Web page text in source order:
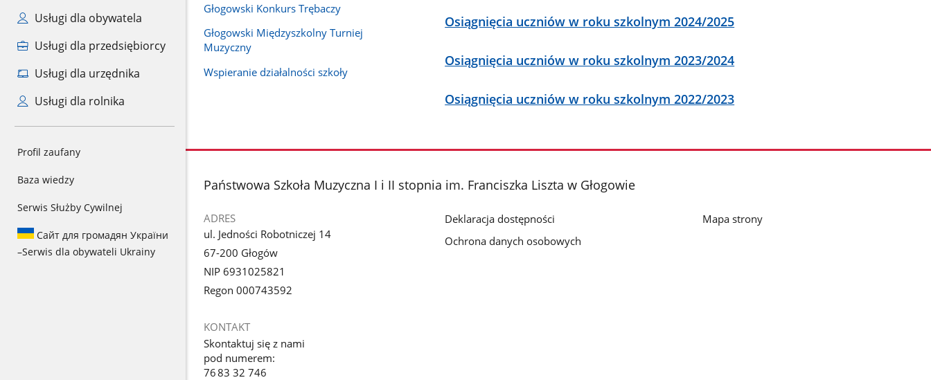
Usługi dla obywatela
Usługi dla przedsiębiorcy
Usługi dla urzędnika
Usługi dla rolnika
Profil zaufany
Baza wiedzy
Serwis Służby Cywilnej
Сайт для громадян України
–Serwis dla obywateli Ukrainy
Głogowski Konkurs Trębaczy
Głogowski Międzyszkolny Turniej
Muzyczny
Wspieranie działalności szkoły
Osiągnięcia uczniów w roku szkolnym 2024/2025
Osiągnięcia uczniów w roku szkolnym 2023/2024
Osiągnięcia uczniów w roku szkolnym 2022/2023
stopka
Państwowa Szkoła Muzyczna I i II stopnia im. Franciszka Liszta w Głogowie
ADRES
ul. Jedności Robotniczej 14
67-200 Głogów
NIP 6931025821
Regon 000743592
KONTAKT
Skontaktuj się z nami
pod numerem:
76 83 32 746
Deklaracja dostępności
Ochrona danych osobowych
Mapa strony